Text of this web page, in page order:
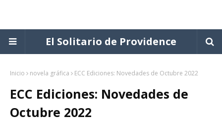
El Solitario de Providence
Inicio novela gráfica ECC Ediciones: Novedades de Octubre 2022
ECC Ediciones: Novedades de
Octubre 2022